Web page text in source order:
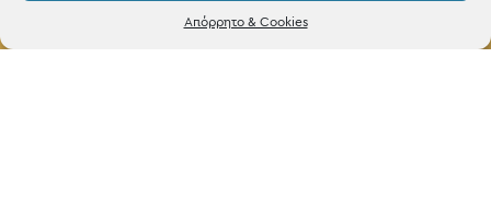
Απόρρητο & Cookies
Δεν βρέθηκε κανένα προϊόν που να
ταιριάζει με την επιλογή σας.
Φίλτρα